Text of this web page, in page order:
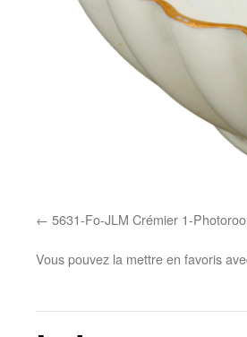
5631-Fo-JLM Crémier 1-
Vous pouvez la mettre en favoris